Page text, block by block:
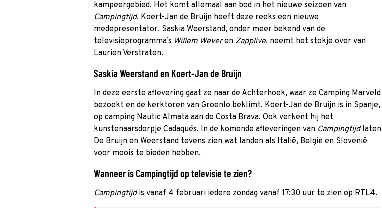
kampeergebied. Het komt allemaal aan bod in het nieuwe seizoen van
Campingtijd. Koert-Jan de Bruijn heeft deze reeks een nieuwe
medepresentator. Saskia Weerstand, onder meer bekend van de
televisieprogramma’s Willem Weveren Zapplive, neemt het stokje over van
Laurien Verstraten.
Saskia Weerstand en Koert-Jan de Bruijn
In deze eerste aflevering gaat ze naar de Achterhoek, waar ze Camping Marveld
bezoekt en de kerktoren van Groenlo beklimt. Koert-Jan de Bruijn is in Spanje,
op camping Nautic Almata aan de Costa Brava. Ook verkent hij het
kunstenaarsdorpje Cadaqués. In de komende afleveringen van Campingtijdlaten
De Bruijn en Weerstand tevens zien wat landen als Italië, België en Slovenië
voor moois te bieden hebben.
Wanneer is Campingtijd op televisie te zien?
Campingtijdis vanaf 4 februari iedere zondag vanaf 17:30 uur te zien op RTL4.